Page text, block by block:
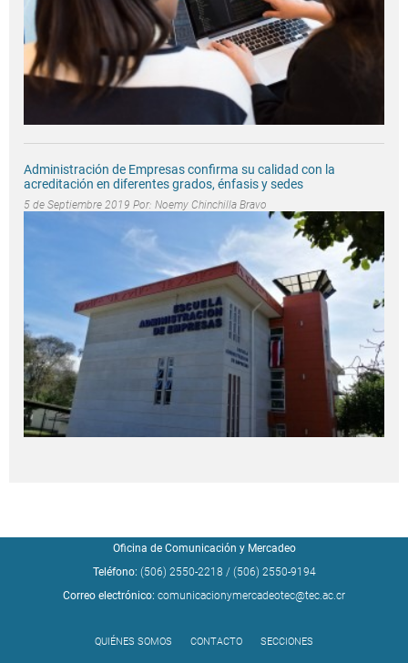
Administración de Empresas confirma su calidad con la
acreditación en diferentes grados, énfasis y sedes
5 de Septiembre 2019 Por: Noemy Chinchilla Bravo
Oficina de Comunicación y Mercadeo
Teléfono: (506) 2550-2218 / (506) 2550-9194
Correo electrónico: comunicacionymercadeotec@tec.ac.cr
QUIÉNES SOMOS CONTACTO SECCIONES